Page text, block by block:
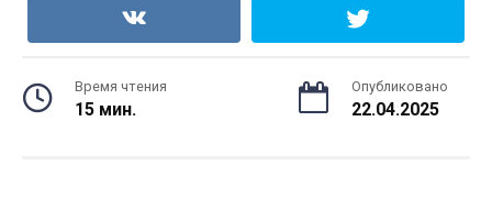
Время чтения
15 мин.
Опубликовано
22.04.2025